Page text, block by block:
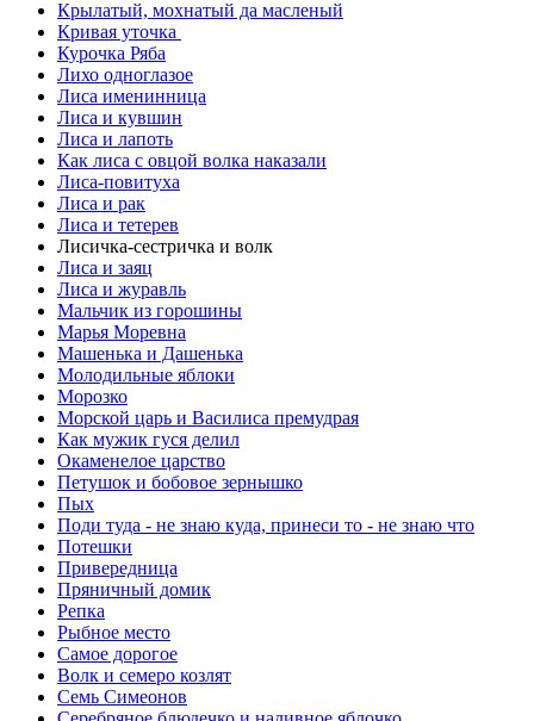
Крылатый, мохнатый да масленый
Кривая уточка
Курочка Ряба
Лихо одноглазое
Лиса именинница
Лиса и кувшин
Лиса и лапоть
Как лиса с овцой волка наказали
Лиса-повитуха
Лиса и рак
Лиса и тетерев
Лисичка-сестричка и волк
Лиса и заяц
Лиса и журавль
Мальчик из горошины
Марья Моревна
Машенька и Дашенька
Молодильные яблоки
Морозко
Морской царь и Василиса премудрая
Как мужик гуся делил
Окаменелое царство
Петушок и бобовое зернышко
Пых
Поди туда - не знаю куда, принеси то - не знаю что
Потешки
Привередница
Пряничный домик
Репка
Рыбное место
Самое дорогое
Волк и семеро козлят
Семь Симеонов